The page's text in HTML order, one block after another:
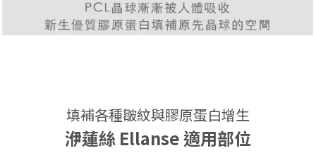
填補各種皺紋與膠原蛋白增生
洢蓮絲 Ellanse適用部位